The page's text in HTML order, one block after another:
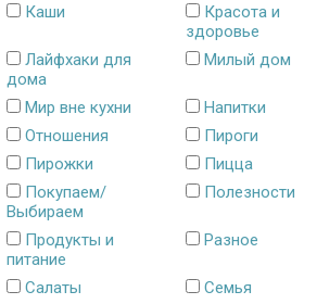
Каши
Красота и
здоровье
Лайфхаки для
дома
Милый дом
Мир вне кухни
Напитки
Отношения
Пироги
Пирожки
Пицца
Покупаем/
Выбираем
Полезности
Продукты и
питание
Разное
Салаты
Семья